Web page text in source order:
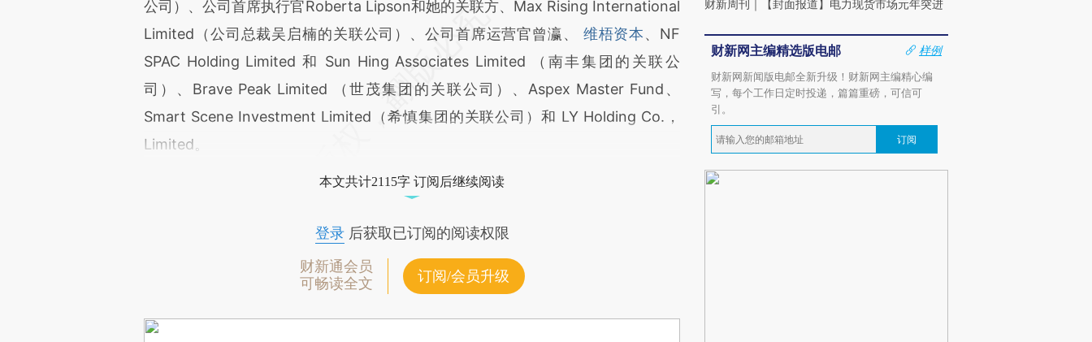
公司）、公司首席执行官Roberta Lipson和她的关联方、Max Rising International
Limited（公司总裁吴启楠的关联公司）、公司首席运营官曾瀛、 维梧资本、NF
SPAC Holding Limited 和 Sun Hing Associates Limited （南丰集团的关联公
司）、Brave Peak Limited （世茂集团的关联公司）、Aspex Master Fund、
Smart Scene Investment Limited（希慎集团的关联公司）和 LY Holding Co.，
Limited。
本文共计2115字 订阅后继续阅读
登录后获取已订阅的阅读权限
财新通会员
可畅读全文
订阅/会员升级
财新周刊 ｜ 【封面报道】电力现货市场元年突进
财新网主编精选版电邮
样例
财新网新闻版电邮全新升级！财新网主编精心编
写，每个工作日定时投递，篇篇重磅，可信可
引。
订阅